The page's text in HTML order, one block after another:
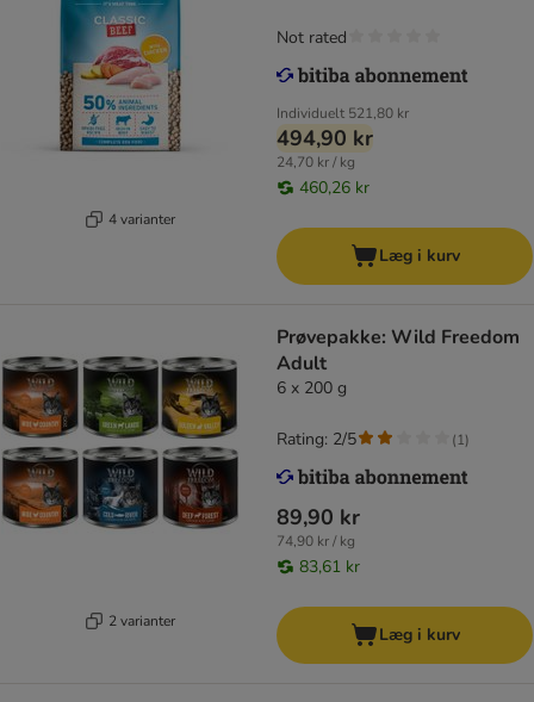
4 varianter
Individuelt 521,80 kr
494,90 kr
24,70 kr / kg
460,26 kr
Not rated
Læg i kurv
2 varianter
Prøvepakke: Wild Freedom
Adult
6 x 200 g
89,90 kr
74,90 kr / kg
83,61 kr
Rating: 2/5 (1)
Læg i kurv